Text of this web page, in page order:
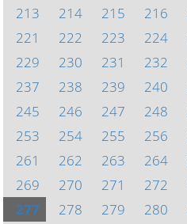
213 214 215 216
221
222 223 224
229
230 231 232
237
238 239 240
245
246 247 248
253
254 255 256
261
262 263 264
269
270 271 272
277
278 279 280